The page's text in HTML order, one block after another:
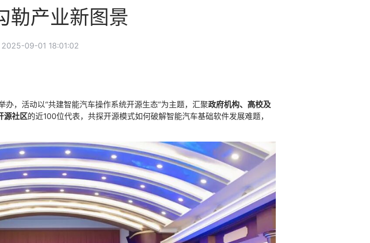
勒产业新图景
2025-09-01 18:01:02
，活动以“共建智能汽车操作系统开源生态”为主题，汇聚政府机构、高校及
源社区的近100位代表，共探开源模式如何破解智能汽车基础软件发展难题，